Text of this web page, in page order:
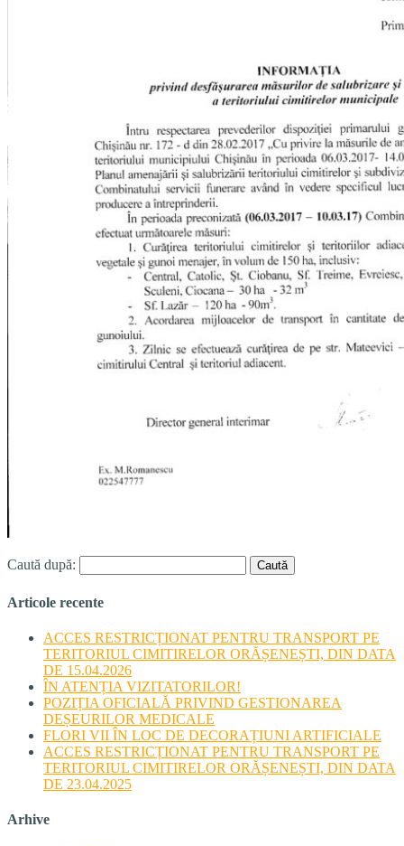
Caută după:
Articole recente
ACCES RESTRICȚIONAT PENTRU TRANSPORT PE
TERITORIUL CIMITIRELOR ORĂȘENEȘTI, DIN DATA
DE 15.04.2026
ÎN ATENȚIA VIZITATORILOR!
POZIȚIA OFICIALĂ PRIVIND GESTIONAREA
DEȘEURILOR MEDICALE
FLORI VII ÎN LOC DE DECORAȚIUNI ARTIFICIALE
ACCES RESTRICȚIONAT PENTRU TRANSPORT PE
TERITORIUL CIMITIRELOR ORĂȘENEȘTI, DIN DATA
DE 23.04.2025
Arhive